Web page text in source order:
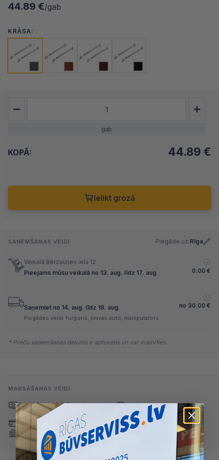
44.89 €/gab
KRĀSA:
gab
KOPĀ: 44.89 €
Ielikt grozā
SAŅEMŠANAS VEIDI: Piegāde uz:Rīga
Veikalā Bērzaunes iela 12
Pieejams mūsu veikalā no 13. aug. līdz 17. aug.
0.00 €
Saņemiet no 14. aug. līdz 18. aug. no 30.00 €
Piegādes veidi: furgons, kravas auto, manipulators
* Preču saņemšanas datums ir aptuvens un var mainīties.
MAKSĀŠANAS VEIDI:
Skaidrā naudā(arī preci
saņemot)
Maksājumu kartes
Internetbankas
Pārskaitījums
Nomaksa